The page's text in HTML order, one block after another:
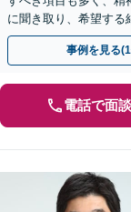
に聞き取り、希望する
ながら貴方の新生活に
事例を見る
電話で面